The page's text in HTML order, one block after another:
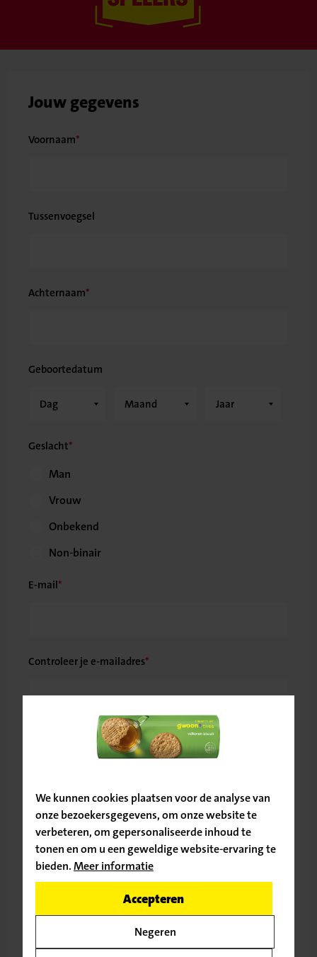
We kunnen cookies plaatsen voor de analyse van
onze bezoekersgegevens, om onze website te
verbeteren, om gepersonaliseerde inhoud te
tonen en om u een geweldige website-ervaring te
bieden.Meer informatie
Negeren
Accepteren
Jouw gegevens
Voornaam
Tussenvoegsel
Achternaam
Geboortedatum
Geslacht
Man
Vrouw
Onbekend
Non-binair
E-mail
Controleer je e-mailadres
Telefoonnummer
Land
Huisnummer
Bevestig
Ga door naar de vacature
Terug naar
vacatureoverzicht